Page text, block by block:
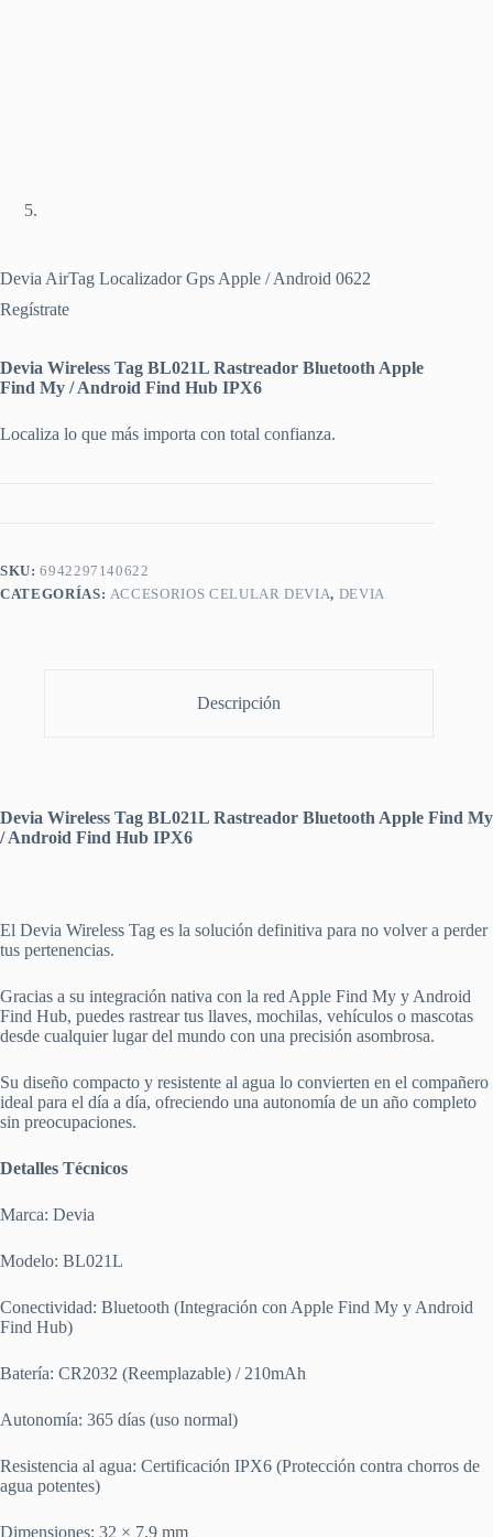
Devia AirTag Localizador Gps Apple / Android 0622
Regístrate
Devia Wireless Tag BL021L Rastreador Bluetooth Apple
Find My / Android Find Hub IPX6
Localiza lo que más importa con total confianza.
SKU:6942297140622
CATEGORÍAS: ACCESORIOS CELULAR DEVIA, DEVIA
Descripción
Devia Wireless Tag BL021L Rastreador Bluetooth Apple Find My
/ Android Find Hub IPX6
El Devia Wireless Tag es la solución definitiva para no volver a perder
tus pertenencias.
Gracias a su integración nativa con la red Apple Find My y Android
Find Hub, puedes rastrear tus llaves, mochilas, vehículos o mascotas
desde cualquier lugar del mundo con una precisión asombrosa.
Su diseño compacto y resistente al agua lo convierten en el compañero
ideal para el día a día, ofreciendo una autonomía de un año completo
sin preocupaciones.
Detalles Técnicos
Marca: Devia
Modelo: BL021L
Conectividad: Bluetooth (Integración con Apple Find My y Android
Find Hub)
Batería: CR2032 (Reemplazable) / 210mAh
Autonomía: 365 días (uso normal)
Resistencia al agua: Certificación IPX6 (Protección contra chorros de
agua potentes)
Dimensiones: 32 × 7.9 mm